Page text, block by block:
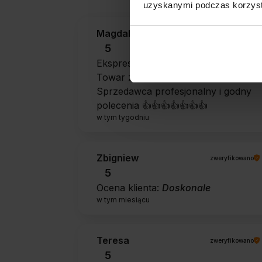
uzyskanymi podczas
Magdalena
5
Ekspresowa realizacja zamówienia.
Towar zgodny z oczekiwaniami.
Sprzedawca profesjonalny i godny
polecenia 👍️👍️👍️👍️👍️👍️👍️
w tym tygodniu
Zbigniew zweryfikowano
5
Ocena klienta: Doskonale
w tym miesiącu
Teresa zweryfikowano
5